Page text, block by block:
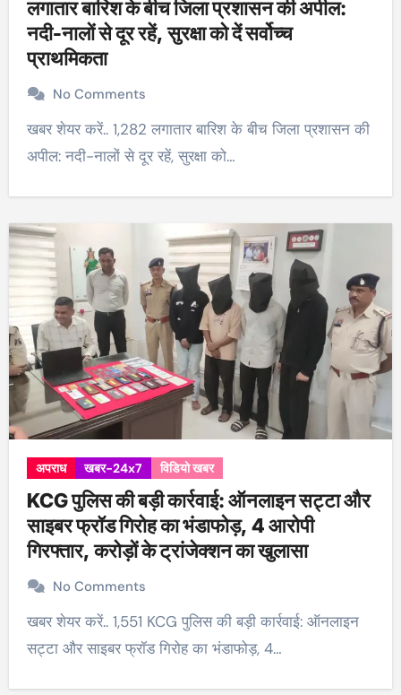
लगातार बारिश के बीच जिला प्रशासन की अपील:
नदी-नालों से दूर रहें, सुरक्षा को दें सर्वोच्च
प्राथमिकता
No Comments
खबर शेयर करें.. 1,282 लगातार बारिश के बीच जिला प्रशासन की
अपील: नदी-नालों से दूर रहें, सुरक्षा को…
अपराध खबर-24x7 विडियो खबर
KCG पुलिस की बड़ी कार्रवाई: ऑनलाइन सट्टा और
साइबर फ्रॉड गिरोह का भंडाफोड़, 4 आरोपी
गिरफ्तार, करोड़ों के ट्रांजेक्शन का खुलासा
No Comments
खबर शेयर करें.. 1,551 KCG पुलिस की बड़ी कार्रवाई: ऑनलाइन
सट्टा और साइबर फ्रॉड गिरोह का भंडाफोड़, 4…